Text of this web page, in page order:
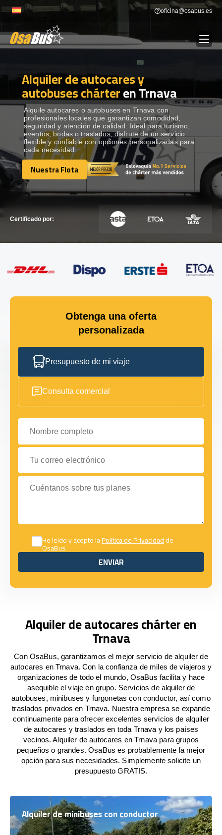
to
oficina@osabus.es
ALQUILER DE AUTOCARES
DESTINOS Show dropdown
RECORRIDAS Show dropdown
FLOTA
Alquiler de autocares y
autobuses chárteren Trnava
Alquile autocares o autobuses en Trnava con
profesionales locales que garantizan comodidad,
seguridad y atención de calidad. Ideal para turismo,
eventos, bodas o traslados, disfrute de un servicio
flexible y confiable con opciones personalizadas para
cada necesidad.
Nuestra Flota
Nuestra Flota
Certificado por:
Obtenga una oferta
personalizada
Presupuesto de mi viaje
Consulta comercial
Nombre completo
Tu correo electrónico
Cuéntanos sobre tus planes
He leído y acepto laPolítica de Privacidadde
OsaBus.
ENVIAR
ENVIAR
Alquiler de autocares chárter en
Trnava
Con OsaBus, garantizamos el mejor servicio de alquiler de
autocares en Trnava. Con la confianza de miles de viajeros y
organizaciones de todo el mundo, OsaBus facilita y hace
asequible el viaje en grupo. Servicios de alquiler de
autobuses, minibuses y furgonetas con conductor, así como
traslados privados en Trnava. Nuestra empresa se expande
continuamente para ofrecer excelentes servicios de alquiler
de autocares y traslados en toda Trnava y los países
vecinos. Alquiler de autocares en Trnava para grupos
pequeños o grandes. OsaBus es probablemente la mejor
opción para sus necesidades. Simplemente solicite un
presupuesto GRATIS.
Alquiler de minibuses con conductor